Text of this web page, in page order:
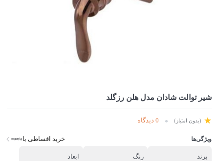
شیر توالت شادان مدل هلن رزگلد
(بدون امتیاز) 0 دیدگاه
ویژگی‌ها خرید اقساطی با
برند
رنگ
ابعاد